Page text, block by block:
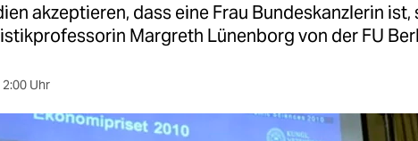
akzeptieren, dass eine Frau Bundeskanzlerin ist,
Margreth Lünenborg von der FU
2:00 Uhr